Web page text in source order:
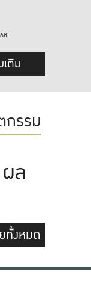
เติม
กรรม
ผล
ทั้งหมด